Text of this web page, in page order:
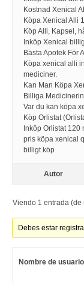
Kostnad Xenical
Köpa Xenical Alli
Köp Alli, Kapsel,
Inköp Xenical
Bästa Apotek För
Köpa xenical alli
mediciner.
Kan Man Köpa
Billiga
Var du kan köpa
Köp Orlistat
Inköp Orlistat
pris köpa xenical
billigt köp
Autor
Viendo 1 entrada (de
Debes estar
Nombre de